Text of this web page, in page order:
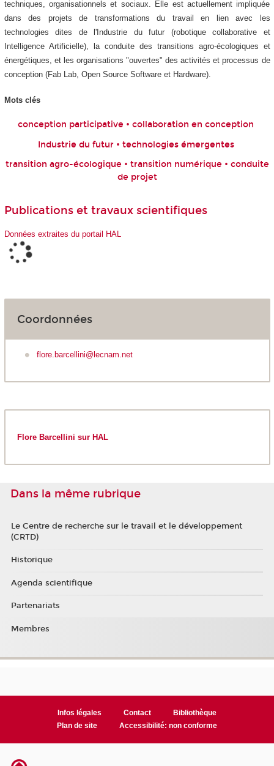
techniques, organisationnels et sociaux. Elle est actuellement impliquée
dans des projets de transformations du travail en lien avec les
technologies dites de l'Industrie du futur (robotique collaborative et
Intelligence Artificielle), la conduite des transitions agro-écologiques et
énergétiques, et les organisations "ouvertes" des activités et processus de
conception (Fab Lab, Open Source Software et Hardware).
Mots clés
conception participative • collaboration en conception
Industrie du futur • technologies émergentes
transition agro-écologique • transition numérique • conduite
de projet
Publications et travaux scientifiques
Données extraites du portail HAL
Coordonnées
flore.barcellini@lecnam.net
Flore Barcellini sur HAL
Dans la même rubrique
Le Centre de recherche sur le travail et le développement
(CRTD)
Historique
Agenda scientifique
Partenariats
Membres
Infos légales Contact
Bibliothèque
Plan de site
Accessibilité: non conforme